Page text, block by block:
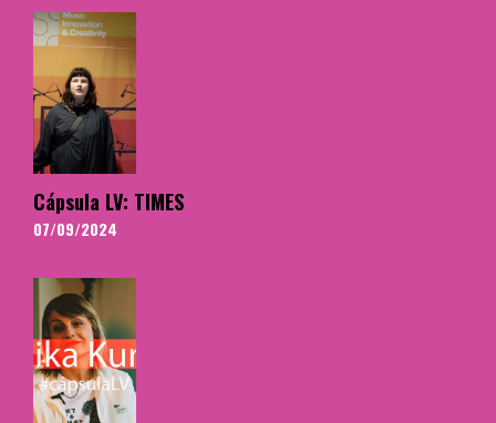
Cápsula LV: TIMES
07/09/2024